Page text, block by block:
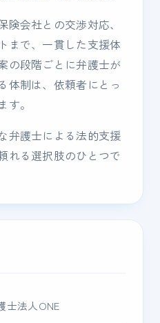
会社との交渉対応、
まで、一貫した支援体
の段階ごとに弁護士が
体制は、依頼者にとっ
。
弁護士による法的支援
れる選択肢のひとつで
士法人ONE